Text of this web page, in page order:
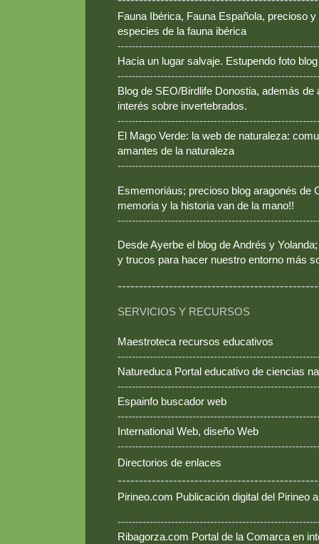
Fauna Ibérica, Fauna Española, precioso
especies de la fauna ibérica
Hacia un lugar salvaje. Estupendo foto
Blog de SEO/Birdlife Donostia, además
interés sobre invertebrados.
El Mago Verde: la web de naturaleza:
amantes de la naturaleza
Esmemoriáus; precioso blog aragonés de
memoria y la historia van de la mano!!
Desde Ayerbe el blog de Andrés y
y trucos para hacer nuestro entorno más
SERVICIOS Y RECURSOS
Maestroteca recursos educativos
Natureduca Portal educativo de ciencias
Espainfo buscador web
International Web, diseño Web
Directorios de enlaces
Pirineo.com Publicación digital del Pirineo
Ribagorza.com Portal de la Comarca en